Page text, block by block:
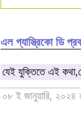
এল গ্যাস্ত্রিকো ডি
যেই যুক্তিতে এই
০৮ ই জানুয়ারি, ২০২৪